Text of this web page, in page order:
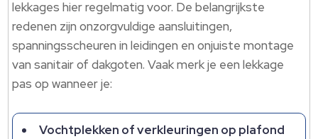
lekkages hier regelmatig voor. De belangrijkste
redenen zijn onzorgvuldige aansluitingen,
spanningsscheuren in leidingen en onjuiste montage
van sanitair of dakgoten. Vaak merk je een lekkage
pas op wanneer je:
Vochtplekken of verkleuringen op plafond